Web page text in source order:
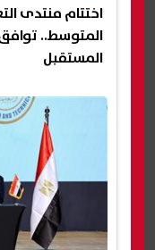
اختتام منتدى
المتوسط..
المستقبل